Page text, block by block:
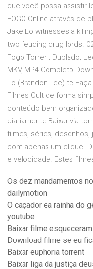
que você possa assistir
FOGO Online através de
Jake Lo witnesses a
two feuding drug lords.
Fogo Torrent Dublado,
MKV, MP4 Completo
Lo (Brandon Lee) te
Filmes Cult de forma
conteúdo bem
diariamente.Baixar via
filmes, séries,
com apenas um clique.
e velocidade. Estes
Os dez mandamentos
dailymotion
O caçador ea rainha do
youtube
Baixar filme
Download filme se eu
Baixar euphoria torrent
Baixar liga da justiça